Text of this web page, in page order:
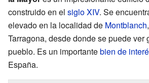
construido en el siglo XIV. Se
elevado en la localidad de Montblanch
Tarragona, desde donde se puede ver
pueblo. Es un importantebien de
España.